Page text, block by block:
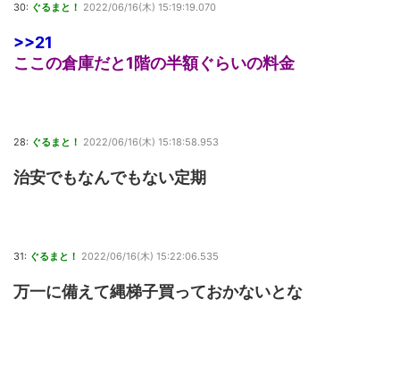
30: ぐるまと！ 2022/06/16(木) 15:19:19.070
>>21
ここの倉庫だと1階の半額ぐらいの料金
28: ぐるまと！ 2022/06/16(木) 15:18:58.953
治安でもなんでもない定期
31: ぐるまと！ 2022/06/16(木) 15:22:06.535
万一に備えて縄梯子買っておかないとな